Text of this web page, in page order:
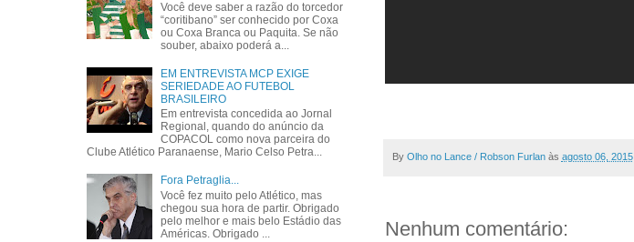
By Olho no Lance / Robson Furlan às agosto 06, 2015
Nenhum comentário:
Você deve saber a razão do torcedor
“coritibano” ser conhecido por Coxa
ou Coxa Branca ou Paquita. Se não
souber, abaixo poderá a...
EM ENTREVISTA MCP EXIGE
SERIEDADE AO FUTEBOL
BRASILEIRO
Em entrevista concedida ao Jornal
Regional, quando do anúncio da
COPACOL como nova parceira do
Clube Atlético Paranaense, Mario Celso Petra...
Fora Petraglia...
Você fez muito pelo Atlético, mas
chegou sua hora de partir. Obrigado
pelo melhor e mais belo Estádio das
Américas. Obrigado ...